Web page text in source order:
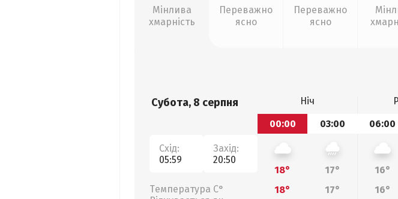
Мінлива
хмарність
Переважно
ясно
Переважно
ясно
Субота, 8 серпня
Схід:
05:59
Захід:
20:50
Температура С°
Ніч
00:00
03:00 06:00
18° 17° 16°
18°
17° 16°